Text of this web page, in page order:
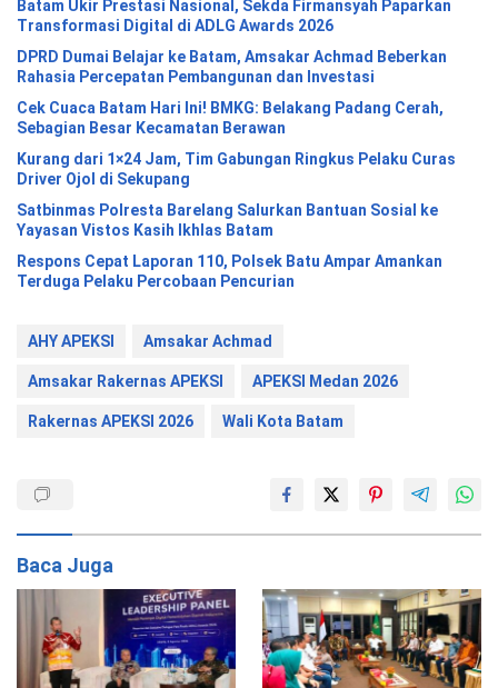
Batam Ukir Prestasi Nasional, Sekda Firmansyah Paparkan
Transformasi Digital di ADLG Awards 2026
DPRD Dumai Belajar ke Batam, Amsakar Achmad Beberkan
Rahasia Percepatan Pembangunan dan Investasi
Cek Cuaca Batam Hari Ini! BMKG: Belakang Padang Cerah,
Sebagian Besar Kecamatan Berawan
Kurang dari 1×24 Jam, Tim Gabungan Ringkus Pelaku Curas
Driver Ojol di Sekupang
Satbinmas Polresta Barelang Salurkan Bantuan Sosial ke
Yayasan Vistos Kasih Ikhlas Batam
Respons Cepat Laporan 110, Polsek Batu Ampar Amankan
Terduga Pelaku Percobaan Pencurian
AHY APEKSI Amsakar Achmad
Amsakar Rakernas APEKSI APEKSI Medan 2026
Rakernas APEKSI 2026 Wali Kota Batam
Baca Juga